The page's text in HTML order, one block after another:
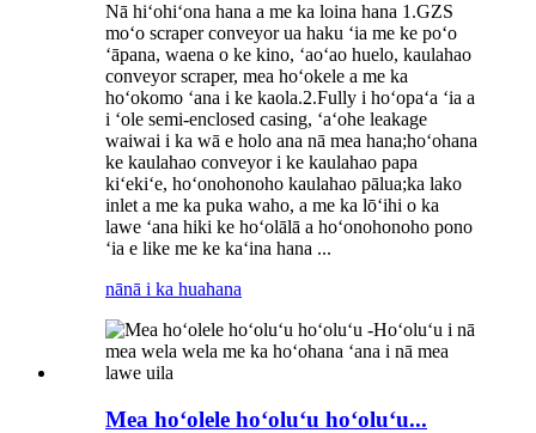
Nā hiʻohiʻona hana a me ka loina hana 1.GZS
moʻo scraper conveyor ua haku ʻia me ke poʻo
ʻāpana, waena o ke kino, ʻaoʻao huelo, kaulahao
conveyor scraper, mea hoʻokele a me ka
hoʻokomo ʻana i ke kaola.2.Fully i hoʻopaʻa ʻia a
i ʻole semi-enclosed casing, ʻaʻohe leakage
waiwai i ka wā e holo ana nā mea hana;hoʻohana
ke kaulahao conveyor i ke kaulahao papa
kiʻekiʻe, hoʻonohonoho kaulahao pālua;ka lako
inlet a me ka puka waho, a me ka lōʻihi o ka
lawe ʻana hiki ke hoʻolālā a hoʻonohonoho pono
ʻia e like me ke kaʻina hana ...
nānā i ka huahana
Mea hoʻolele hoʻoluʻu hoʻoluʻu...